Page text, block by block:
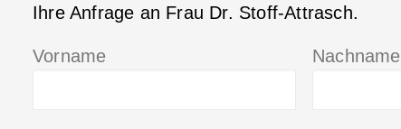
Ihre Anfrage an Frau Dr. Stoff-Attrasch.
Vorname Nachname